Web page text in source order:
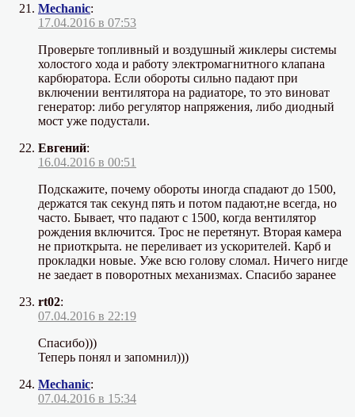
Mechanic:
17.04.2016 в 07:53
Проверьте топливный и воздушный жиклеры системы
холостого хода и работу электромагнитного клапана
карбюратора. Если обороты сильно падают при
включении вентилятора на радиаторе, то это виноват
генератор: либо регулятор напряжения, либо диодный
мост уже подустали.
Евгений:
16.04.2016 в 00:51
Подскажите, почему обороты иногда спадают до 1500,
держатся так секунд пять и потом падают,не всегда, но
часто. Бывает, что падают с 1500, когда вентилятор
рождения включится. Трос не перетянут. Вторая камера
не приоткрыта. не переливает из ускорителей. Карб и
прокладки новые. Уже всю голову сломал. Ничего нигде
не заедает в поворотных механизмах. Спасибо заранее
rt02:
07.04.2016 в 22:19
Спасибо)))
Теперь понял и запомнил)))
Mechanic:
07.04.2016 в 15:34